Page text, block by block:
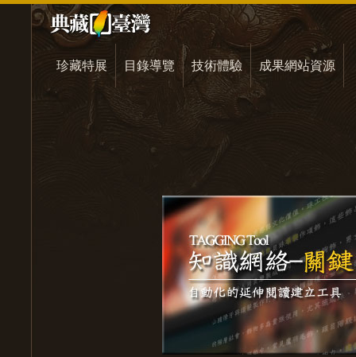
珍藏特展 目錄導覽 技術體驗 成果網站資源